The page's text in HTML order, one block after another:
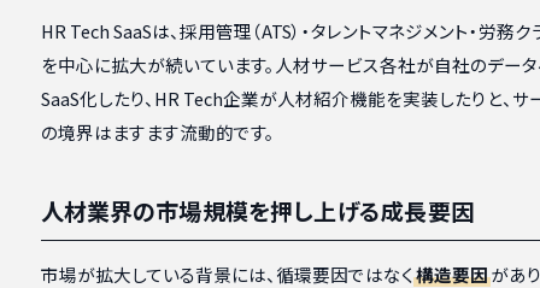
HR Tech SaaSは、採用管理（ATS）・タレントマネジメント・労務
を中心に拡大が続いています。人材サービス各社が自社のデー
SaaS化したり、HR Tech企業が人材紹介機能を実装したりと、サ
の境界はますます流動的です。
人材業界の市場規模を押し上げる成長要因
市場が拡大している背景には、循環要因ではなく構造要因があ